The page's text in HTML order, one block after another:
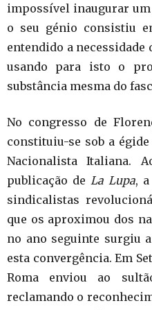
impossível inaugurar
o seu génio consistiu
entendido a
usando para isto o
substância mesma do
No congresso de
constituiu-se sob a
Nacionalista Italiana.
publicação de La Lupa,
sindicalistas
que os aproximou dos
no ano seguinte surgiu
esta convergência. Em
Roma enviou ao
reclamando o